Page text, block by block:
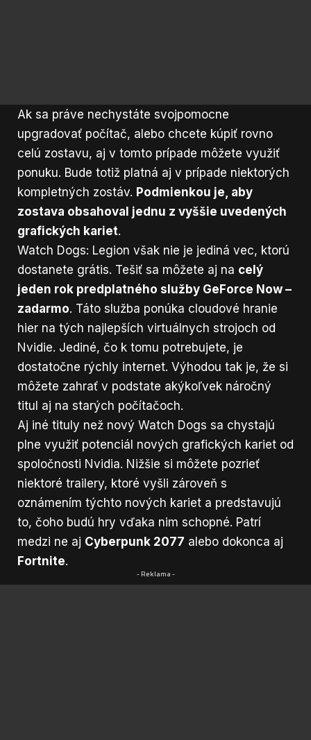
Ak sa práve nechystáte svojpomocne
upgradovať počítač, alebo chcete kúpiť rovno
celú zostavu, aj v tomto prípade môžete využiť
ponuku. Bude totiž platná aj v prípade niektorých
kompletných zostáv. Podmienkou je, aby
zostava obsahoval jednu z vyššie uvedených
grafických kariet.
Watch Dogs: Legion však nie je jediná vec, ktorú
dostanete grátis. Tešiť sa môžete aj na celý
jeden rok predplatného služby GeForce Now –
zadarmo. Táto služba ponúka cloudové hranie
hier na tých najlepších virtuálnych strojoch od
Nvidie. Jediné, čo k tomu potrebujete, je
dostatočne rýchly internet. Výhodou tak je, že si
môžete zahrať v podstate akýkoľvek náročný
titul aj na starých počítačoch.
Aj iné tituly než nový Watch Dogs sa chystajú
plne využiť potenciál nových grafických kariet od
spoločnosti Nvidia. Nižšie si môžete pozrieť
niektoré trailery, ktoré vyšli zároveň s
oznámením týchto nových kariet a predstavujú
to, čoho budú hry vďaka nim schopné. Patrí
medzi ne aj Cyberpunk 2077 alebo dokonca aj
Fortnite.
- Reklama -